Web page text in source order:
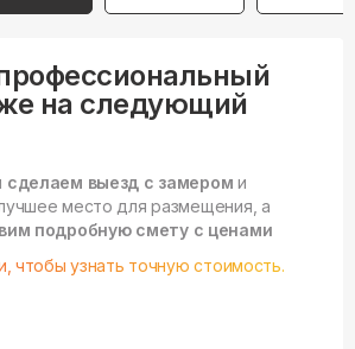
на следующий
сделаем выезд с замером и
место для размещения, а
подробную смету с ценами
чтобы узнать точную стоимость.